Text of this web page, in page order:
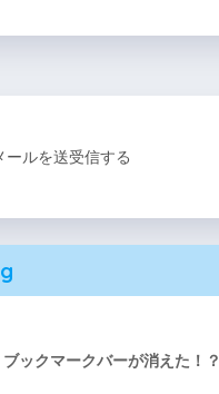
ールを送受信する
ブックマークバーが消えた！？